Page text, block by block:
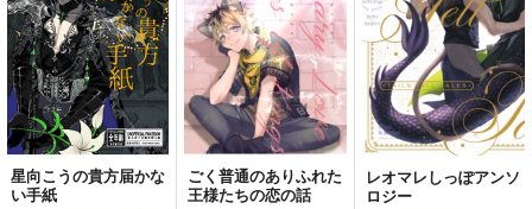
作品詳細 作品詳細 作品詳細
星向こうの貴方届かな
い手紙
ごく普通のありふれた
王様たちの恋の話
レオマレしっぽアンソ
ロジー